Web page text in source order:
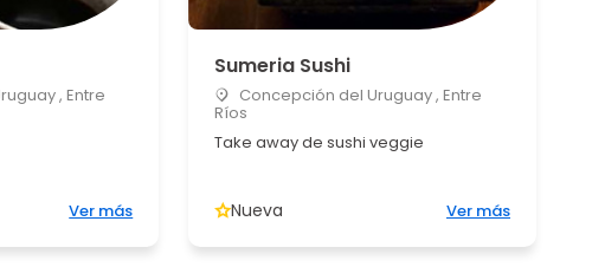
, Entre
Ver más
Sumeria Sushi
Concepción del Uruguay , Entre
Ríos
Take away de sushi veggie
Nueva Ver más